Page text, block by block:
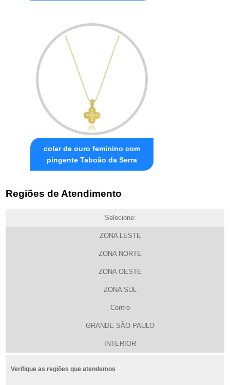
colar de ouro feminino com
pingente Taboão da Serra
Regiões de Atendimento
Selecione:
ZONA LESTE
ZONA NORTE
ZONA OESTE
ZONA SUL
Centro
GRANDE SÃO PAULO
INTERIOR
Verifique as regiões que atendemos